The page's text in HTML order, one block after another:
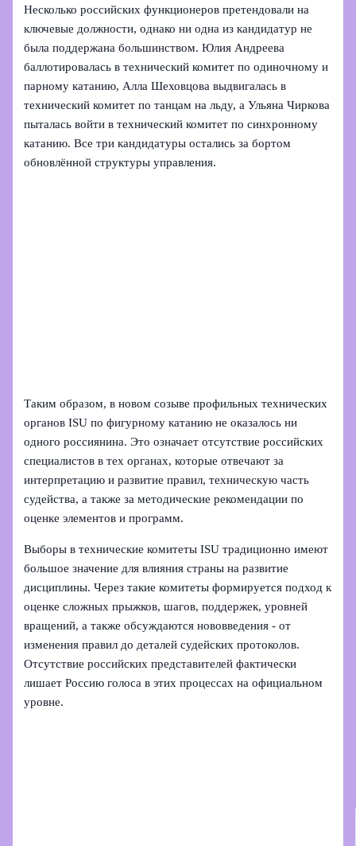
Несколько российских функционеров претендовали на
ключевые должности, однако ни одна из кандидатур не
была поддержана большинством. Юлия Андреева
баллотировалась в технический комитет по одиночному и
парному катанию, Алла Шеховцова выдвигалась в
технический комитет по танцам на льду, а Ульяна Чиркова
пыталась войти в технический комитет по синхронному
катанию. Все три кандидатуры остались за бортом
обновлённой структуры управления.
Таким образом, в новом созыве профильных технических
органов ISU по фигурному катанию не оказалось ни
одного россиянина. Это означает отсутствие российских
специалистов в тех органах, которые отвечают за
интерпретацию и развитие правил, техническую часть
судейства, а также за методические рекомендации по
оценке элементов и программ.
Выборы в технические комитеты ISU традиционно имеют
большое значение для влияния страны на развитие
дисциплины. Через такие комитеты формируется подход к
оценке сложных прыжков, шагов, поддержек, уровней
вращений, а также обсуждаются нововведения - от
изменения правил до деталей судейских протоколов.
Отсутствие российских представителей фактически
лишает Россию голоса в этих процессах на официальном
уровне.